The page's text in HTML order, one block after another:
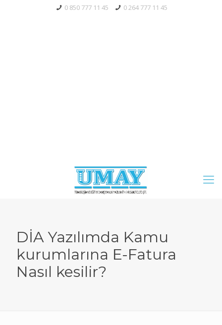
0 850 777 11 45 0 264 777 11 45
DİA Yazılımda Kamu
kurumlarına E-Fatura
Nasıl kesilir?